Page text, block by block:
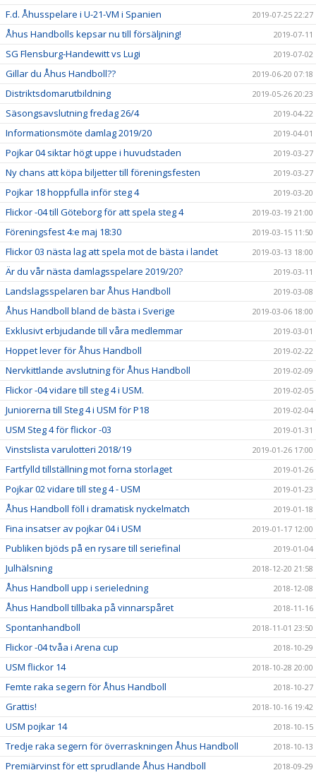
F.d. Åhusspelare i U-21-VM i Spanien
2019-07-25 22:27
Åhus Handbolls kepsar nu till försäljning! 2019-07-11
SG Flensburg-Handewitt vs Lugi 2019-07-02
Gillar du Åhus Handboll?? 2019-06-20 07:18
Distriktsdomarutbildning 2019-05-26 20:23
Säsongsavslutning fredag 26/4 2019-04-22
Informationsmöte damlag 2019/20 2019-04-01
Pojkar 04 siktar högt uppe i huvudstaden 2019-03-27
Ny chans att köpa biljetter till föreningsfesten 2019-03-27
Pojkar 18 hoppfulla inför steg 4 2019-03-20
Flickor -04 till Göteborg för att spela steg 4 2019-03-19 21:00
Föreningsfest 4:e maj 18:30 2019-03-15 11:50
Flickor 03 nästa lag att spela mot de bästa i landet 2019-03-13 18:00
Är du vår nästa damlagsspelare 2019/20? 2019-03-11
Landslagsspelaren bar Åhus Handboll 2019-03-08
Åhus Handboll bland de bästa i Sverige 2019-03-06 18:00
Exklusivt erbjudande till våra medlemmar 2019-03-01
Hoppet lever för Åhus Handboll 2019-02-22
Nervkittlande avslutning för Åhus Handboll 2019-02-09
Flickor -04 vidare till steg 4 i USM. 2019-02-05
Juniorerna till Steg 4 i USM för P18 2019-02-04
USM Steg 4 för flickor -03 2019-01-31
Vinstslista varulotteri 2018/19 2019-01-26 17:00
Fartfylld tillställning mot forna storlaget 2019-01-26
Pojkar 02 vidare till steg 4 - USM 2019-01-23
Åhus Handboll föll i dramatisk nyckelmatch 2019-01-18
Fina insatser av pojkar 04 i USM 2019-01-17 12:00
Publiken bjöds på en rysare till seriefinal 2019-01-04
Julhälsning 2018-12-20 21:58
Åhus Handboll upp i serieledning 2018-12-08
Åhus Handboll tillbaka på vinnarspåret 2018-11-16
Spontanhandboll 2018-11-01 23:50
Flickor -04 tvåa i Arena cup 2018-10-29
USM flickor 14 2018-10-28 20:00
Femte raka segern för Åhus Handboll 2018-10-27
Grattis! 2018-10-16 19:42
USM pojkar 14 2018-10-15
Tredje raka segern för överraskningen Åhus Handboll 2018-10-13
Premiärvinst för ett sprudlande Åhus Handboll 2018-09-29